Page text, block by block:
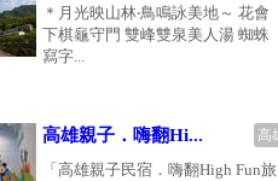
＊月光映山林‧鳥鳴詠美地～ 花會
下棋龜守門 雙峰雙泉美人湯 蜘蛛
寫字...
高
高雄親子．嗨翻Hi...
「高雄親子民宿．嗨翻High Fun旅